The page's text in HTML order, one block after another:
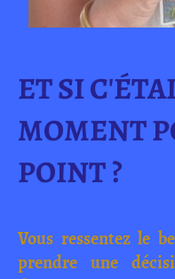
ET SI
MOMENT
POINT ?
Vous ressentez le
prendre une